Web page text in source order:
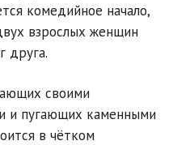
комедийное начало,
взрослых женщин
друга.
своими
и пугающих каменными
в чётком